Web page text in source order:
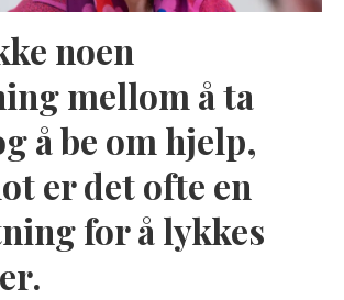
noen
mellom å ta
å be om hjelp,
er det ofte en
for å lykkes